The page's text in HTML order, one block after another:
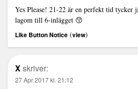
Yes Please! 21-22 är en perfekt tid tycker
lagom till 6-inlägget 😙
Like Button Notice (view)
Xskriver:
27 Apr 2017 kl. 21:12